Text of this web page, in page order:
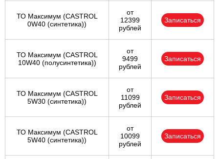
ТО Максимум (CASTROL
0W40 (синтетика))
от
12399
рублей
Записаться
ТО Максимум (CASTROL
10W40 (полусинтетика))
от
9499
рублей
Записаться
ТО Максимум (CASTROL
5W30 (синтетика))
от
11099
рублей
Записаться
ТО Максимум (CASTROL
5W40 (синтетика))
от
10099
рублей
Записаться